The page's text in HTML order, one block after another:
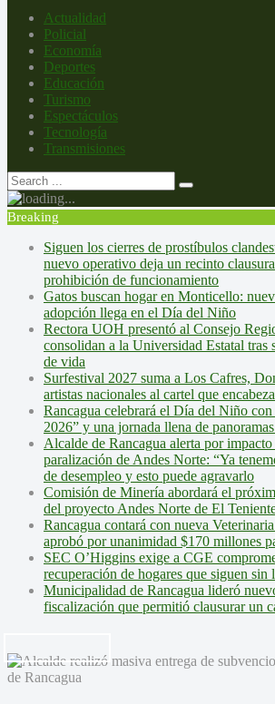
Actualidad
Policial
Economía
Deportes
Educación
Turismo
Espectáculos
Tecnología
Transmisiones
Breaking
Siguen los cierres de prostíbulos
nuevo operativo deja un recinto
prohibición de funcionamiento
Gatos buscan hogar en Monticello:
adopción llega en el Día del Niño
Rectora UOH presentó al Consejo
consolidan a la Universidad Estatal tras
de vida
Surfestival 2027 suma a Los Cafres,
artistas nacionales al cartel que
Rancagua celebrará el Día del Niño
2026” y una jornada llena de
Alcalde de Rancagua alerta por
paralización de Andes Norte: “Ya
de desempleo y esto puede agravarlo
Comisión de Minería abordará el
del proyecto Andes Norte de El
Rancagua contará con nueva
aprobó por unanimidad $170 millones
SEC O’Higgins exige a CGE
recuperación de hogares que siguen sin
Municipalidad de Rancagua lideró
fiscalización que permitió clausurar un